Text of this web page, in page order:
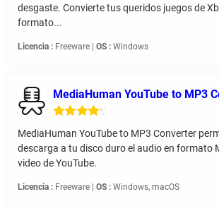
desgaste. Convierte tus queridos juegos de
formato...
Licencia : Freeware | OS : Windows
MediaHuman YouTube to MP3
MediaHuman YouTube to MP3 Converter
descarga a tu disco duro el audio en formato
video de YouTube.
Licencia : Freeware | OS : Windows, macOS